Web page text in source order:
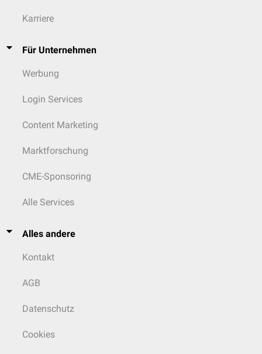
Karriere
Für Unternehmen
Werbung
Login Services
Content Marketing
Marktforschung
CME-Sponsoring
Alle Services
Alles andere
Kontakt
AGB
Datenschutz
Cookies